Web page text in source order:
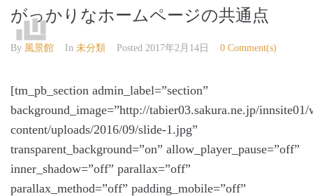
がっかりなホームページの共通点
By 風景館 In 未分類 Posted 2017年2月14日 0 Comment(s)
[tm_pb_section admin_label=”section”
background_image=”http://tabier03.sakura.ne.jp/innsite01/
content/uploads/2016/09/slide-1.jpg”
transparent_background=”on” allow_player_pause=”off”
inner_shadow=”off” parallax=”off”
parallax_method=”off” padding_mobile=”off”